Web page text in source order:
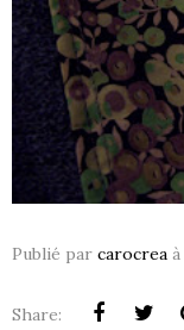
Publié par carocrea à
Share: